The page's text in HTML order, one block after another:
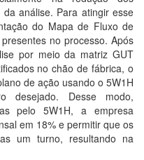
análise. Para atingir esse
do Mapa de Fluxo de
no processo. Após
por meio da matriz GUT
no chão de fábrica, o
de ação usando o 5W1H
desejado. Desse modo,
pelo 5W1H, a empresa
em 18% e permitir que os
um turno, resultando na